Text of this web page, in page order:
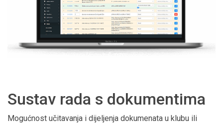
Sustav rada s dokumentima
Mogućnost učitavanja i dijeljenja dokumenata u klubu ili